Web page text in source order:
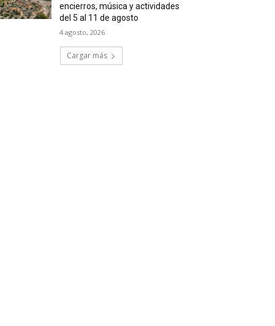
encierros, música y actividades
del 5 al 11 de agosto
4 agosto, 2026
Cargar más